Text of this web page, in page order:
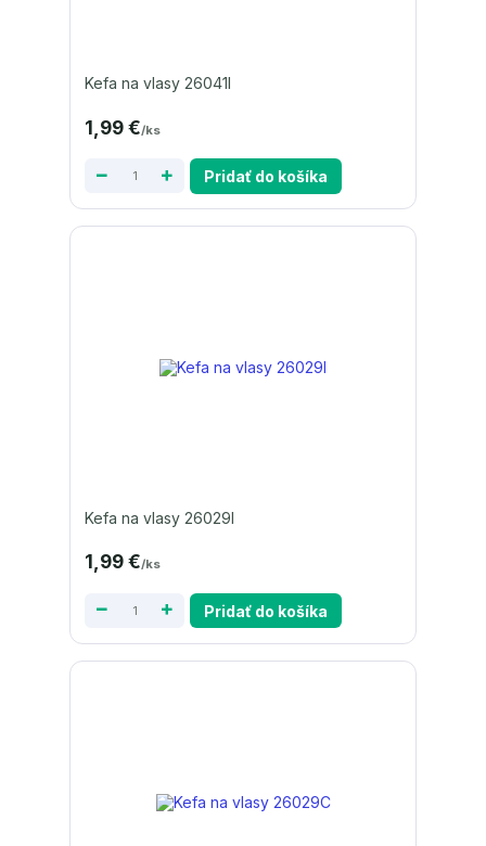
Kefa na vlasy 26041I
1,99 €/ks
Pridať do košíka
Kefa na vlasy 26029I
1,99 €/ks
Pridať do košíka